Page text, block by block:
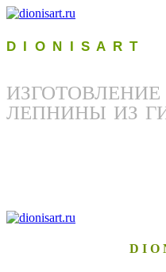
D I O N I S A R T
ЛЕПНИНЫ ИЗ
D I O